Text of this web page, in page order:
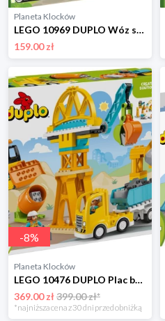
Planeta Klocków
LEGO 10969 DUPLO Wóz strażacki Lego
159.00 zł
-8%
Planeta Klocków
LEGO 10476 DUPLO Plac budowy z pojazdami 3 w 1 Lego
369.00 zł399.00 zł*
*najniższa cena z 30 dni przed obniżką